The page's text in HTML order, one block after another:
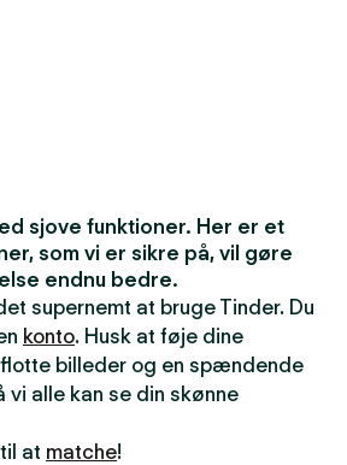
sjove funktioner. Her er et
som vi er sikre på, vil gøre
endnu bedre.
supernemt at bruge Tinder. Du
konto. Husk at føje dine
billeder og en spændende
vi alle kan se din skønne
at matche!